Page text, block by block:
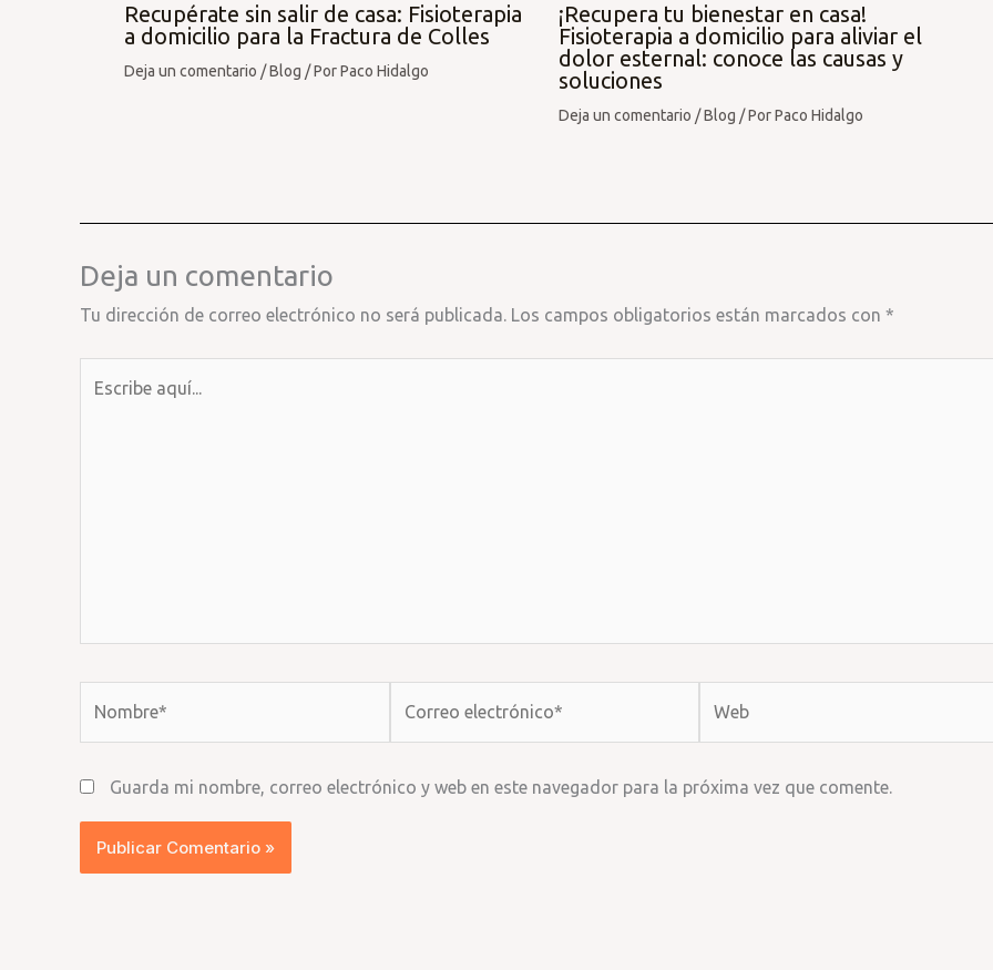
Recupérate sin salir de casa: Fisioterapia
a domicilio para la Fractura de Colles
Deja un comentario /Blog / PorPaco Hidalgo
¡Recupera tu bienestar en casa!
Fisioterapia a domicilio para aliviar el
dolor esternal: conoce las causas y
soluciones
Deja un comentario /Blog / PorPaco Hidalgo
Deja un comentario
Tu dirección de correo electrónico no será publicada. Los campos obligatorios están marcados con *
Guarda mi nombre, correo electrónico y web en este navegador para la próxima vez que comente.